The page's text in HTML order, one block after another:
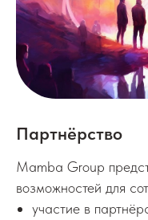
Партнёрство
Mamba Group
возможностей для
участие в